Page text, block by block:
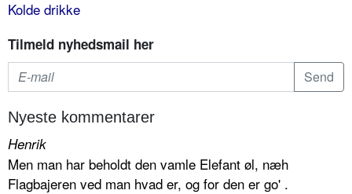
Kolde drikke
Tilmeld nyhedsmail her
Nyeste kommentarer
Henrik
Men man har beholdt den vamle Elefant øl, næh
Flagbajeren ved man hvad er, og for den er go' .